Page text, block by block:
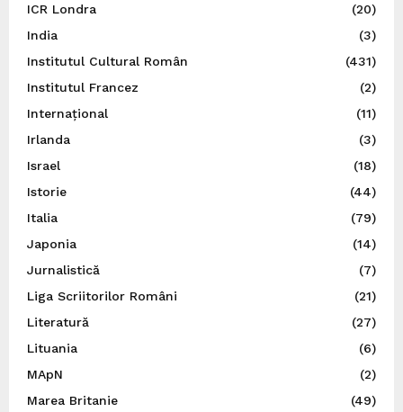
ICR Londra
(20)
India
(3)
Institutul Cultural Român
(431)
Institutul Francez
(2)
Internațional
(11)
Irlanda
(3)
Israel
(18)
Istorie
(44)
Italia
(79)
Japonia
(14)
Jurnalistică
(7)
Liga Scriitorilor Români
(21)
Literatură
(27)
Lituania
(6)
MApN
(2)
Marea Britanie
(49)